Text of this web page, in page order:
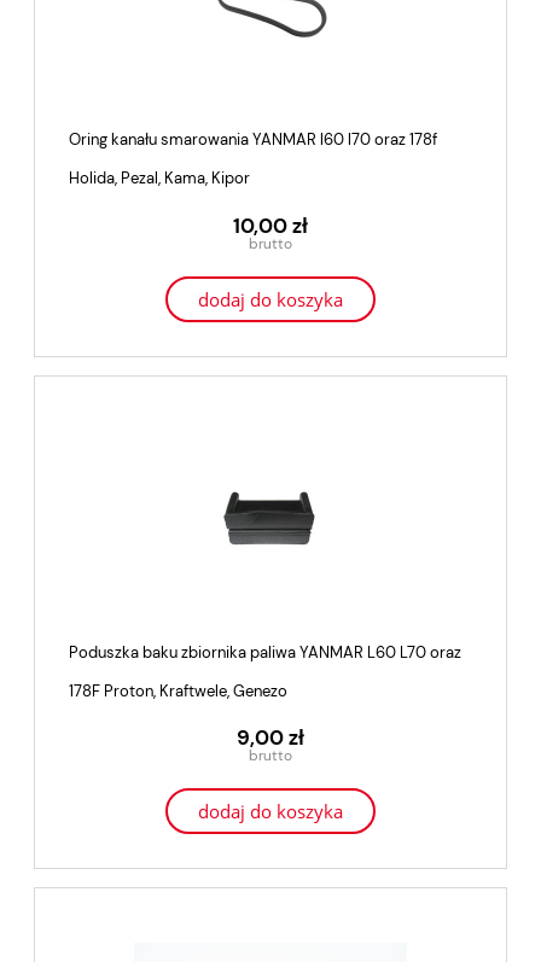
Oring kanału smarowania YANMAR l60 l70 oraz 178f
Holida, Pezal, Kama, Kipor
10,00 zł
dodaj do koszyka
Poduszka baku zbiornika paliwa YANMAR L60 L70 oraz
178F Proton, Kraftwele, Genezo
9,00 zł
dodaj do koszyka